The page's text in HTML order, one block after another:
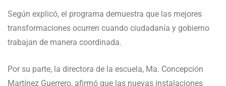
Según explicó, el programa demuestra que las mejores
transformaciones ocurren cuando ciudadanía y gobierno
trabajan de manera coordinada.
Por su parte, la directora de la escuela, Ma. Concepción
Martínez Guerrero, afirmó que las nuevas instalaciones